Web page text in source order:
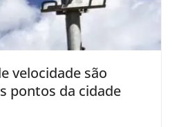
velocidade são
pontos da cidade